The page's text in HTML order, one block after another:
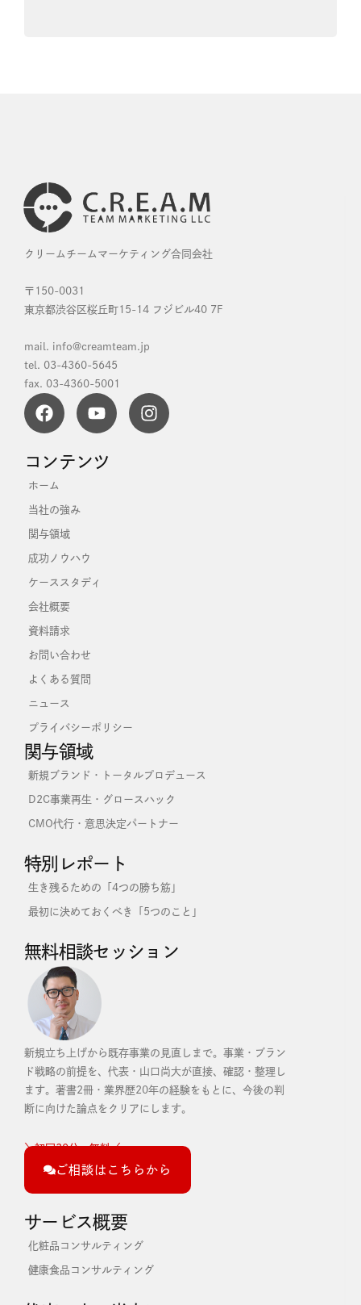
クリームチームマーケティング合同会社
〒150-0031
東京都渋谷区桜丘町15-14 フジビル40 7F
mail. info@creamteam.jp
tel. 03-4360-5645
fax. 03-4360-5001
コンテンツ
ホーム
当社の強み
関与領域
成功ノウハウ
ケーススタディ
会社概要
資料請求
お問い合わせ
よくある質問
ニュース
プライバシーポリシー
関与領域
新規ブランド・トータルプロデュース
D2C事業再生・グロースハック
CMO代行・意思決定パートナー
特別レポート
生き残るための「4つの勝ち筋」
最初に決めておくべき「5つのこと」
無料相談セッション
新規立ち上げから既存事業の見直しまで。事業・ブラン
ド戦略の前提を、代表・山口尚大が直接、確認・整理し
ます。 著書2冊・業界歴20年の経験をもとに、今後の判
断に向けた論点をクリアにします。
＼初回30分・無料／
ご相談はこちらから
サービス概要
化粧品コンサルティング
健康食品コンサルティング